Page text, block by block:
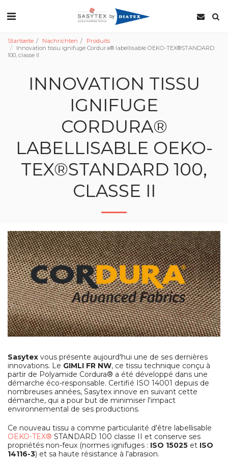
Startseite Nachrichten
Produits
Innovation tissu ignifuge Cordura® labellisable OEKO-TEX®STANDARD
100, classe II
INNOVATION TISSU
IGNIFUGE
CORDURA®
LABELLISABLE OEKO-
TEX®STANDARD 100,
CLASSE II
Sasytex vous présente aujourd'hui une de ses dernières
innovations. Le GIMLI FR NW, ce tissu technique conçu à
partir de Polyamide Cordura® a été développé dans une
démarche éco-responsable. Certifié ISO 14001 depuis de
nombreuses années, Sasytex innove en suivant cette
démarche, qui a pour but de minimiser l'impact
environnemental de ses productions.
Ce nouveau tissu a comme particularité d'être labellisable
OEKO-TEX® STANDARD 100 classe II et conserve ses
propriétés non-feux (normes ignifuges : ISO 15025 et ISO
14116-3) et sa haute résistance à l'abrasion.